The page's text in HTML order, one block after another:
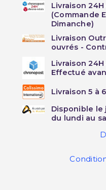
Livraison
(Commande
Dimanche)
Livraison
ouvrés -
Livraison
Effectué
Livraison 5 à
Disponible le
du lundi au